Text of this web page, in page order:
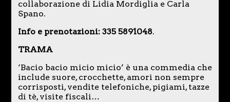
collaborazione di Lidia Mordiglia e Carla
Spano.
Info e prenotazioni: 335 5891048.
TRAMA
‘Bacio bacio micio micio’ è una commedia che
include suore, crocchette, amori non sempre
corrisposti, vendite telefoniche, pigiami, tazze
di tè, visite fiscali…